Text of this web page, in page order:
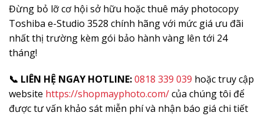
Đừng bỏ lỡ cơ hội sở hữu hoặc thuê máy photocopy
Toshiba e-Studio 3528 chính hãng với mức giá ưu đãi
nhất thị trường kèm gói bảo hành vàng lên tới 24
tháng!
📞 LIÊN HỆ NGAY HOTLINE:0818 339 039 hoặc truy cập
website https://shopmayphoto.com/của chúng tôi để
được tư vấn khảo sát miễn phí và nhận báo giá chi tiết